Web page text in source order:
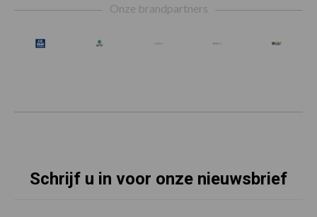
Onze brandpartners
Schrijf u in voor onze nieuwsbrief